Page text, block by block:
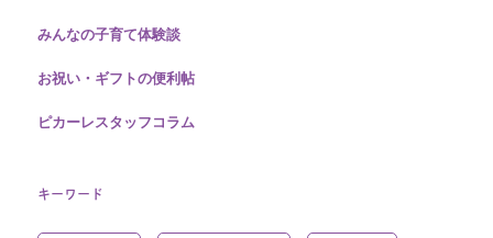
みんなの子育て体験談
お祝い・ギフトの便利帖
ピカーレスタッフコラム
キーワード